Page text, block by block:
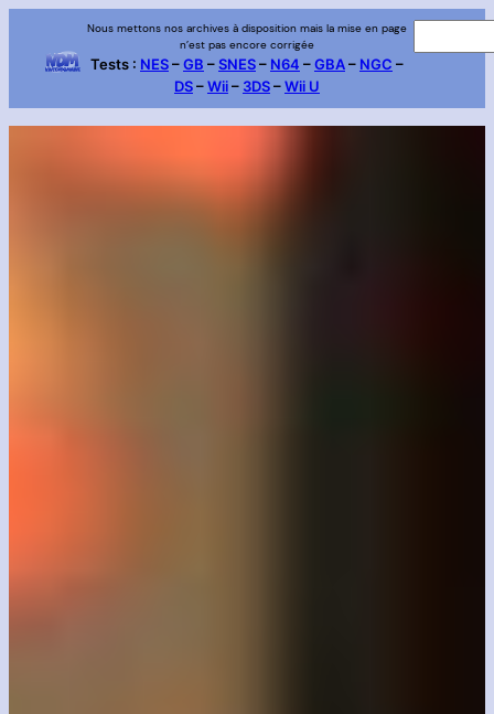
contenu
Nous mettons nos archives à disposition mais la mise en page
n’est pas encore corrigée
Tests : NES–GB –SNES– N64 –GBA– NGC –
DS–Wii– 3DS–Wii U